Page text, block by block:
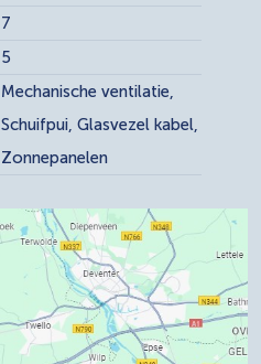
7
5
Mechanische ventilatie,
Schuifpui, Glasvezel kabel,
Zonnepanelen